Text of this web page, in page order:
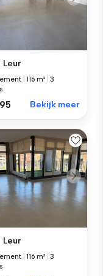
Leur
|116 m² |3
Bekijk meer
Leur
|116 m² |3